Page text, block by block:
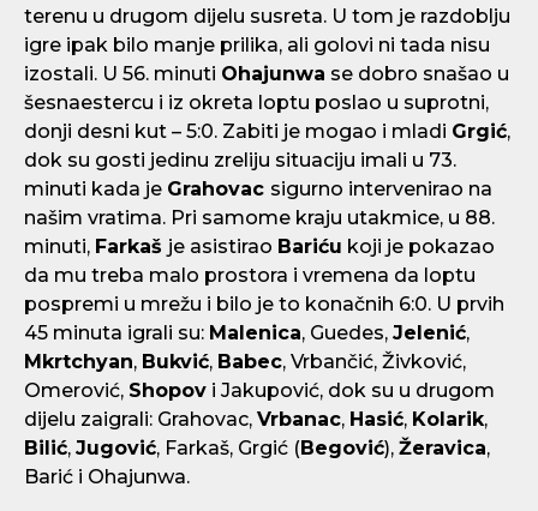
terenu u drugom dijelu susreta. U tom je razdoblju
igre ipak bilo manje prilika, ali golovi ni tada nisu
izostali. U 56. minuti Ohajunwa se dobro snašao u
šesnaestercu i iz okreta loptu poslao u suprotni,
donji desni kut – 5:0. Zabiti je mogao i mladi Grgić,
dok su gosti jedinu zreliju situaciju imali u 73.
minuti kada je Grahovac sigurno intervenirao na
našim vratima. Pri samome kraju utakmice, u 88.
minuti, Farkaš je asistirao Bariću koji je pokazao
da mu treba malo prostora i vremena da loptu
pospremi u mrežu i bilo je to konačnih 6:0. U prvih
45 minuta igrali su: Malenica, Guedes, Jelenić,
Mkrtchyan, Bukvić, Babec, Vrbančić, Živković,
Omerović, Shopov i Jakupović, dok su u drugom
dijelu zaigrali: Grahovac, Vrbanac, Hasić, Kolarik,
Bilić, Jugović, Farkaš, Grgić (Begović), Žeravica,
Barić i Ohajunwa.